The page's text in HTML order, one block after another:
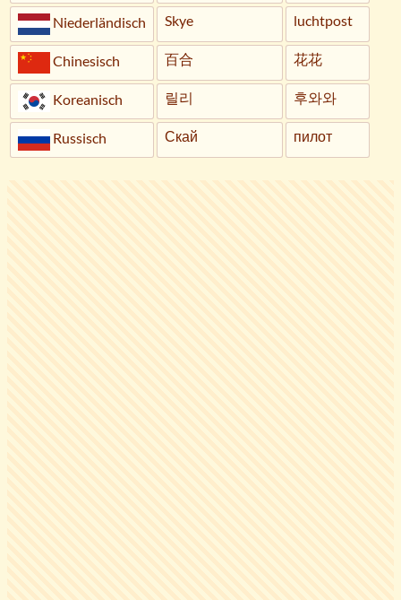
Niederländisch Skye luchtpost
Chinesisch 百合 花花
Koreanisch 릴리 후와와
Russisch Скай пилот